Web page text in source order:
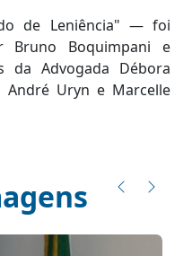
de Leniência" — foi
Bruno Boquimpani e
da Advogada Débora
André Uryn e Marcelle